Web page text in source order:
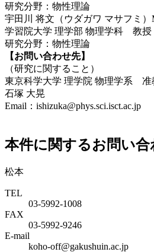
研究分野：物性理論
宇田川 将文（ウダガワ マサフミ）
学習院大学 理学部 物理学科 教授
研究分野：物性理論
【お問い合わせ先】
（研究に関すること）
東京科学大学 理学院 物理学系 准
石塚 大晃
Email：ishizuka@phys.sci.isct.ac.jp
本件に関するお問い合
松本
TEL
03-5992-1008
FAX
03-5992-9246
E-mail
koho-off@gakushuin.ac.jp